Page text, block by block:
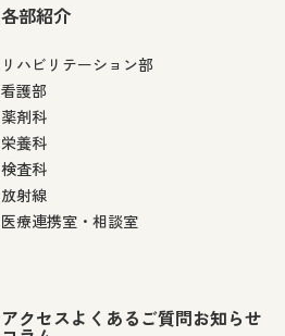
各部紹介
リハビリテーション部
看護部
薬剤科
栄養科
検査科
放射線
医療連携室・相談室
アクセスよくあるご質問お知らせ